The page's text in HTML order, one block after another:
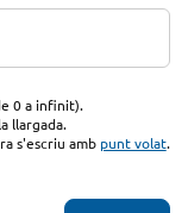
0 a infinit).
llargada.
s'escriu amb punt volat.